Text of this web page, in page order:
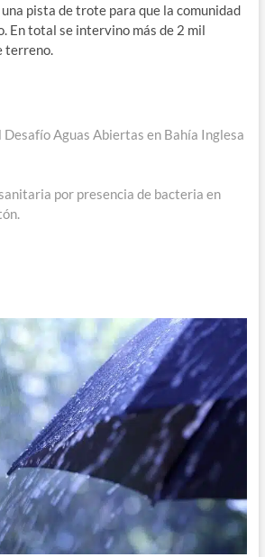
pista de trote para que la comunidad
En total se intervino más de 2 mil
terreno.
Aguas Abiertas en Bahía Inglesa
por presencia de bacteria en